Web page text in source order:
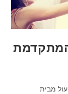
מבית